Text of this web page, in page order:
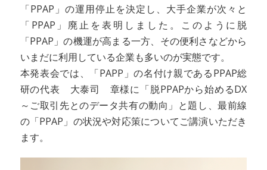
「PPAP」の運用停止を決定し、大手企業が次々と
「PPAP」廃止を表明しました。このように脱
「PPAP」の機運が高まる一方、その便利さなどから
いまだに利用している企業も多いのが実態です。
本発表会では、「PAPP」の名付け親であるPPAP総
研の代表 大泰司 章様に「脱PPAPから始めるDX
～ご取引先とのデータ共有の動向」と題し、最前線
の「PPAP」の状況や対応策についてご講演いただき
ます。